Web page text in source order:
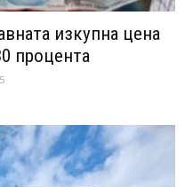
изкупна цена
процента